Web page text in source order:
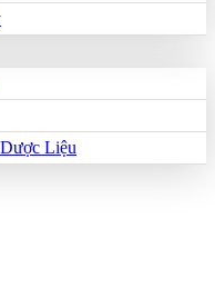
Liệu